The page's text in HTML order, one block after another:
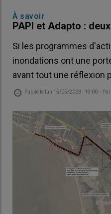
À savoir
PAPI et Adapto :
Si les programmes
inondations ont une
avant tout une réflexion
Publié le lun 15/05/2023 - 19:00 - Par